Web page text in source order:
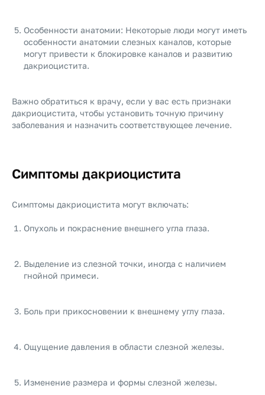
Особенности анатомии: Некоторые люди могут иметь
особенности анатомии слезных каналов, которые
могут привести к блокировке каналов и развитию
дакриоцистита.
Важно обратиться к врачу, если у вас есть признаки
дакриоцистита, чтобы установить точную причину
заболевания и назначить соответствующее лечение.
Симптомы дакриоцистита
Симптомы дакриоцистита могут включать:
Опухоль и покраснение внешнего угла глаза.
Выделение из слезной точки, иногда с наличием
гнойной примеси.
Боль при прикосновении к внешнему углу глаза.
Ощущение давления в области слезной железы.
Изменение размера и формы слезной железы.